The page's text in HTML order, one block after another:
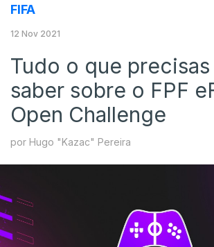
FIFA
12 Nov 2021
Tudo o que
saber sobre o FPF
Open Challenge
por Hugo "Kazac" Pereira